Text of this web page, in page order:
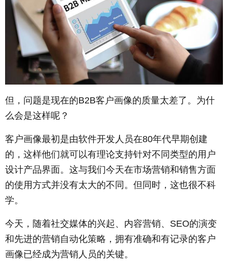
但，问题是现在的B2B客户画像的质量太差了。为什
么会是这样呢？
客户画像最初是由软件开发人员在80年代早期创建
的，这样他们就可以有理论支持针对不同类型的用户
设计产品界面。这与我们今天在市场营销和销售方面
的使用方式并没有太大的不同。但同时，这也很不科
学。
今天，随着社交媒体的兴起、内容营销、SEO的演变
和先进的营销自动化策略，拥有准确和有记录的客户
画像已经成为营销人员的关键。